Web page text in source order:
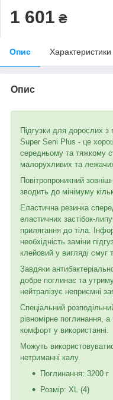
1 601 ₴
Опис Характеристики
Опис
Підгузки для дорослих
Super Seni Plus - це
середньому та тяжкому
малорухливих та лежачих
Повітропроникний
зводить до мінімуму
Еластична резинка
еластичних застібок-
прилягання до тіла.
необхідність заміни
клейовий у вигляді смуг
Завдяки
добре поглинає та
нейтралізує неприємні
Спеціальний
рівномірне поглинання,
комфорт у використанні.
Можуть
нетриманні калу.
Поглинання: 3200 г
Розмір: XL (4)